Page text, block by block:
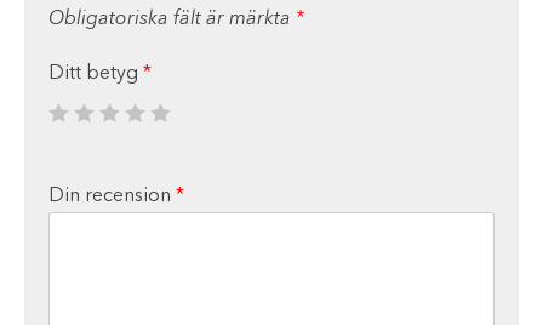
Obligatoriska fält är märkta *
Ditt betyg *
Din recension *